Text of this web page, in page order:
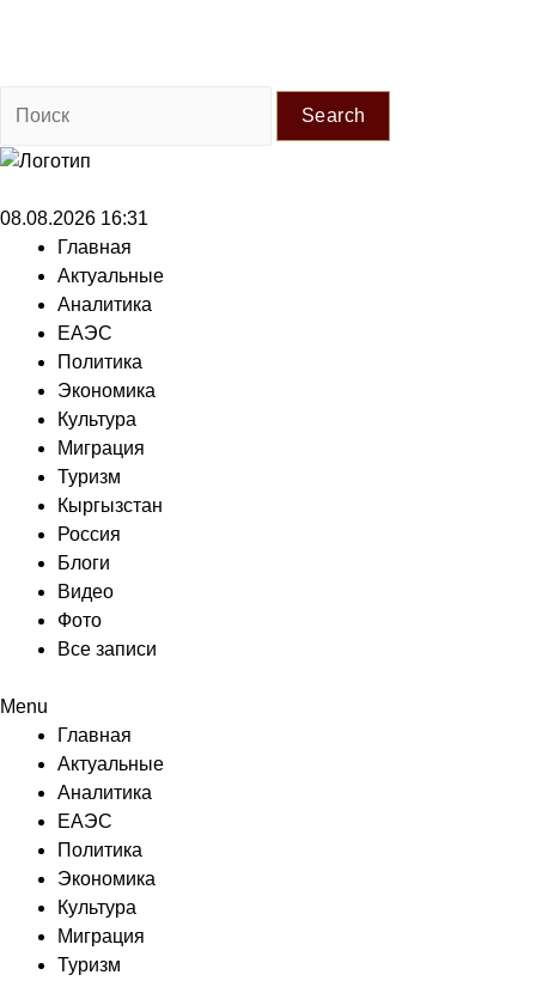
Search
08.08.2026 16:31
Главная
Актуальные
Аналитика
ЕАЭС
Политика
Экономика
Культура
Миграция
Туризм
Кыргызстан
Россия
Блоги
Видео
Фото
Все записи
Menu
Главная
Актуальные
Аналитика
ЕАЭС
Политика
Экономика
Культура
Миграция
Туризм